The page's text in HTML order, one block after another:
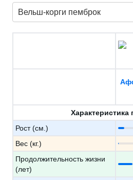
Вельш-корги пемброк
Рост (см.)
Вес (кг.)
Продолжительность жизни
(лет)